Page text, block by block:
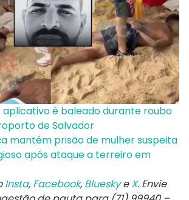
é baleado durante roubo
de Salvador
mantém prisão de mulher suspeita
após ataque a terreiro em
Insta, Facebook, BlueskyeX. Envie